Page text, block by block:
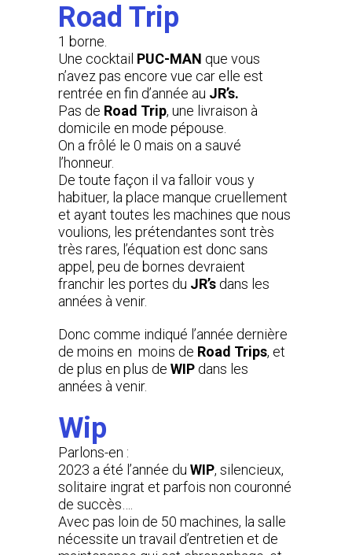
Road Trip
1 borne.
Une cocktail PUC-MAN que vous
n’avez pas encore vue car elle est
rentrée en fin d’année au JR’s.
Pas de Road Trip, une livraison à
domicile en mode pépouse.
On a frôlé le 0 mais on a sauvé
l’honneur.
De toute façon il va falloir vous y
habituer, la place manque cruellement
et ayant toutes les machines que nous
voulions, les prétendantes sont très
très rares, l’équation est donc sans
appel, peu de bornes devraient
franchir les portes du JR’s dans les
années à venir.
Donc comme indiqué l’année dernière
de moins en moins de Road Trips, et
de plus en plus de WIP dans les
années à venir.
Wip
Parlons-en :
2023 a été l’année du WIP, silencieux,
solitaire ingrat et parfois non couronné
de succès….
Avec pas loin de 50 machines, la salle
nécessite un travail d’entretien et de